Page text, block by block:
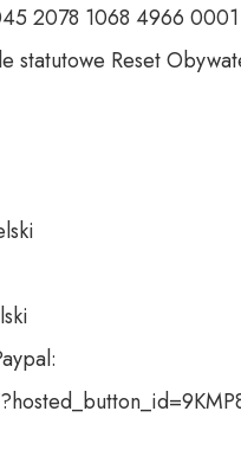
2078 1068 4966 0001
statutowe Reset